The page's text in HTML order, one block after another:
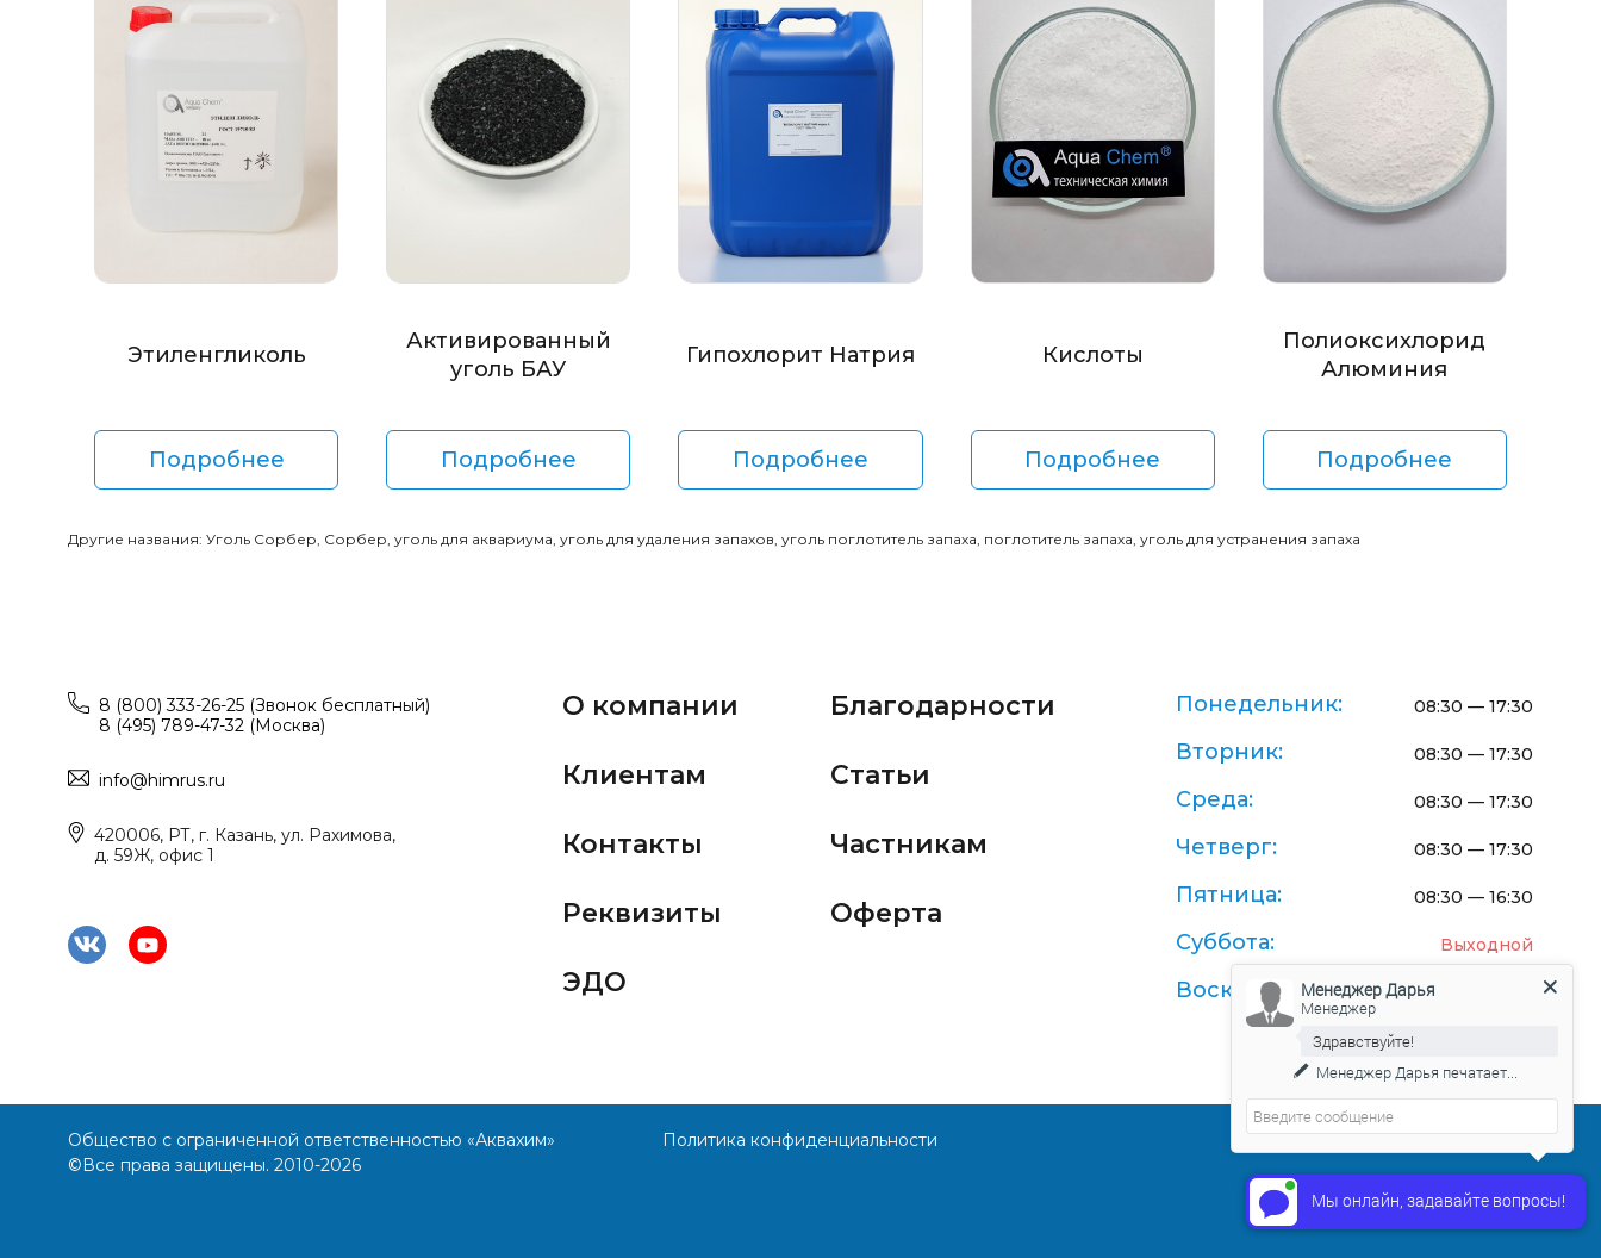
Этиленгликоль
Подробнее
Активированный
уголь БАУ
Подробнее
Гипохлорит Натрия
Подробнее
Кислоты
Подробнее
Полиоксихлорид
Алюминия
Подробнее
Другие названия: Уголь Сорбер, Сорбер, уголь для аквариума, уголь для удаления запахов, уголь поглотитель запаха, поглотитель запаха, уголь для устранения запаха
8 (800) 333-26-25 (Звонок бесплатный)
8 (495) 789-47-32 (Москва)
info@himrus.ru
420006, РТ, г. Казань, ул. Рахимова,
д. 59Ж, офис 1
О компании
Клиентам
Контакты
Реквизиты
ЭДО
Благодарности
Статьи
Частникам
Оферта
Понедельник: 08:30 — 17:30
Вторник: 08:30 — 17:30
Среда: 08:30 — 17:30
Четверг: 08:30 — 17:30
Пятница: 08:30 — 16:30
Суббота: Выходной
Воскресенье:
Общество с ограниченной ответственностью «Аквахим»
©Все права защищены. 2010-2026
Политика конфиденциальности Договор-оферта поставки товаров
Мы онлайн, задавайте вопросы!
Менеджер Дарья
Менеджер
Здравствуйте!
Менеджер Дарья печатает...